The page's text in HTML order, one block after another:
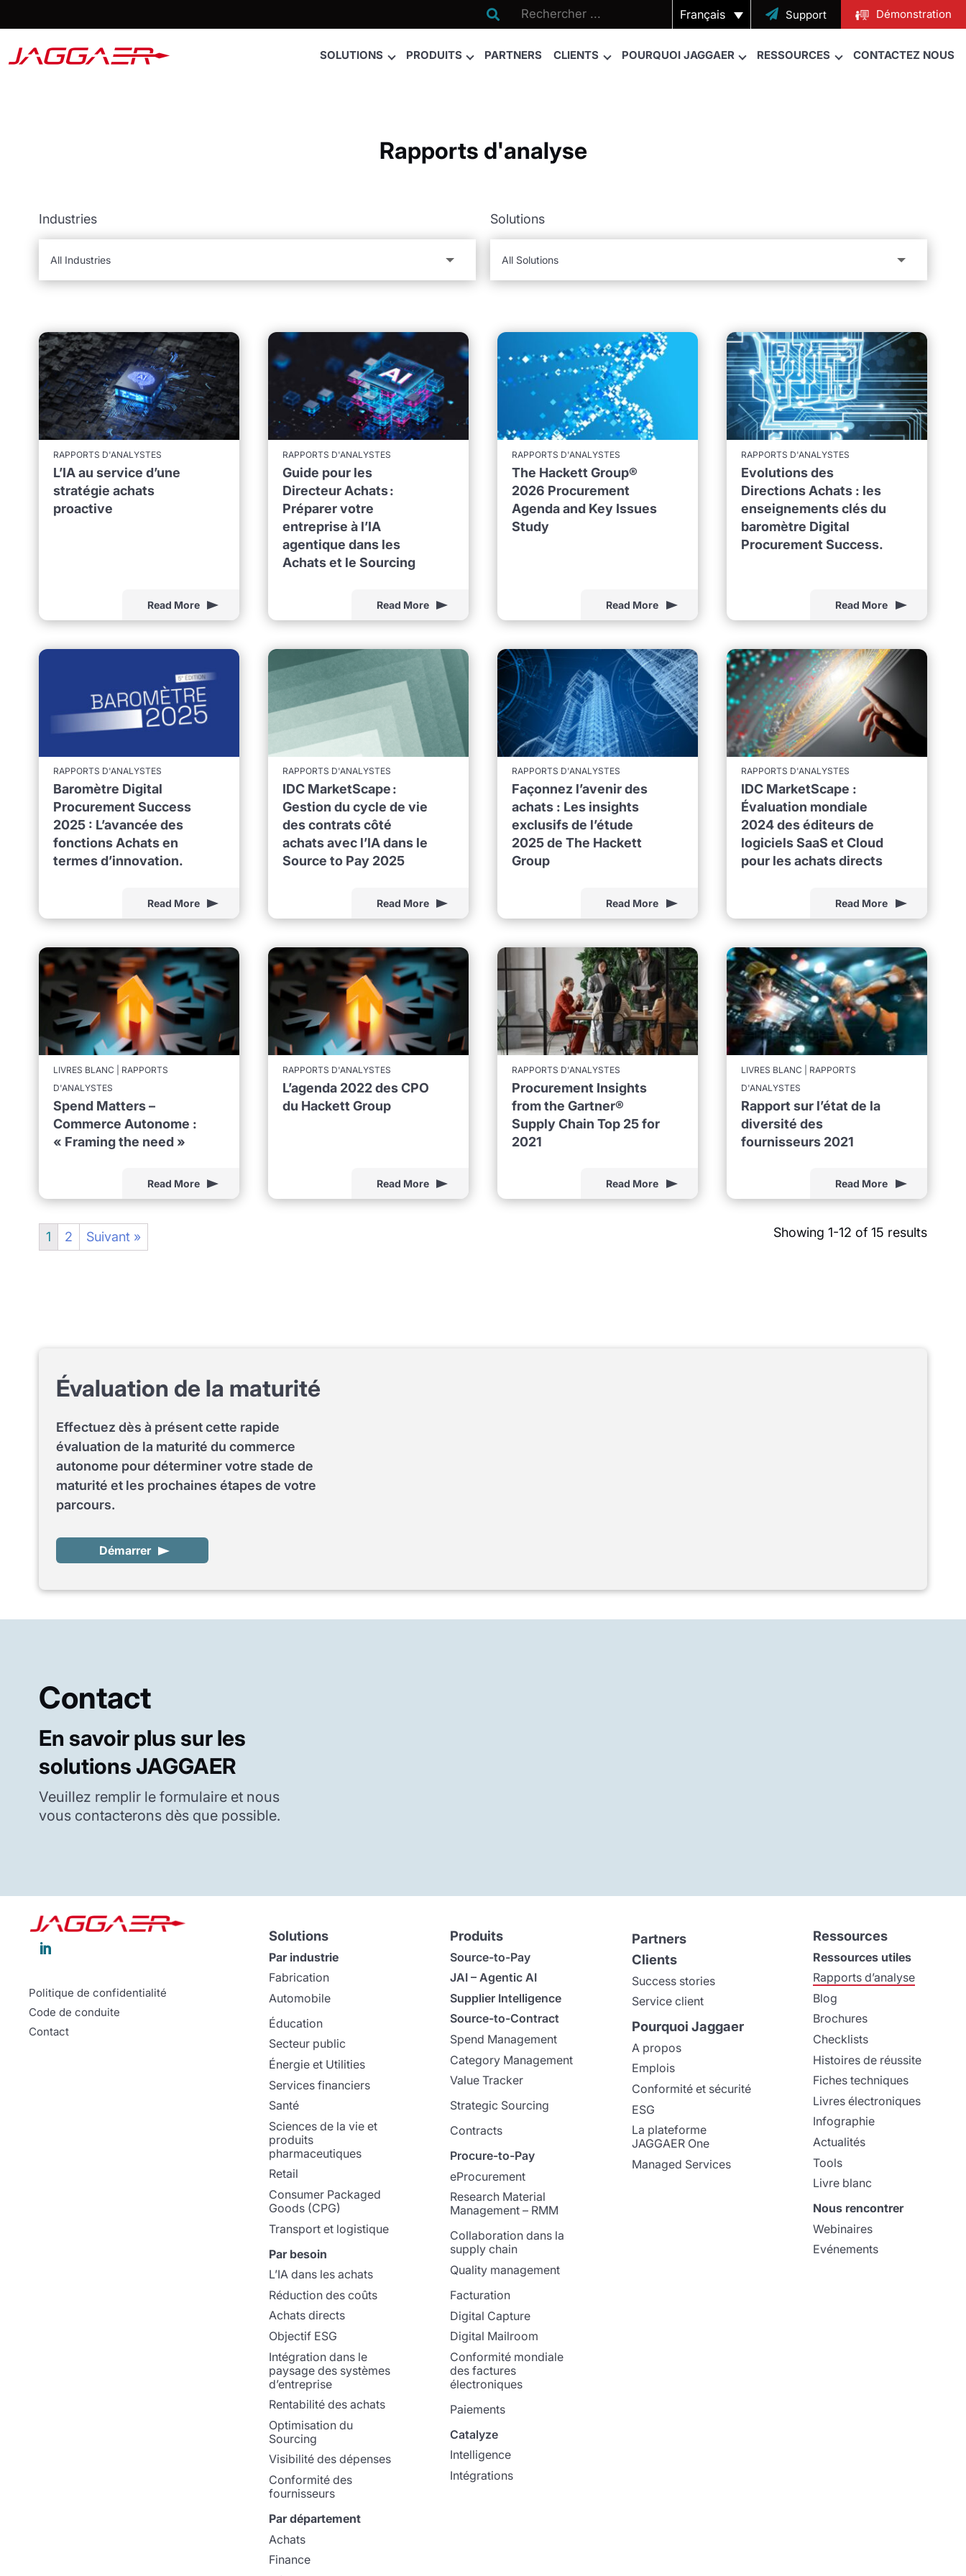
 Français  Support Démonstration
SOLUTIONS PRODUITS PARTNERS CLIENTS POURQUOI JAGGAER RESSOURCES CONTACTEZ NOUS
Rapports d'analyse
Industries Solutions
RAPPORTS D'ANALYSTES
L’IA au service d’une
stratégie achats
proactive
Read More
RAPPORTS D'ANALYSTES
Guide pour les
Directeur Achats :
Préparer votre
entreprise à l’IA
agentique dans les
Achats et le Sourcing
Read More
RAPPORTS D'ANALYSTES
The Hackett Group®
2026 Procurement
Agenda and Key Issues
Study
Read More
RAPPORTS D'ANALYSTES
Evolutions des
Directions Achats : les
enseignements clés du
baromètre Digital
Procurement Success.
Read More
RAPPORTS D'ANALYSTES
Baromètre Digital
Procurement Success
2025 : L’avancée des
fonctions Achats en
termes d’innovation.
Read More
RAPPORTS D'ANALYSTES
IDC MarketScape :
Gestion du cycle de vie
des contrats côté
achats avec l’IA dans le
Source to Pay 2025
Read More
RAPPORTS D'ANALYSTES
Façonnez l’avenir des
achats : Les insights
exclusifs de l’étude
2025 de The Hackett
Group
Read More
RAPPORTS D'ANALYSTES
IDC MarketScape :
Évaluation mondiale
2024 des éditeurs de
logiciels SaaS et Cloud
pour les achats directs
Read More
LIVRES BLANC | RAPPORTS
D'ANALYSTES
Spend Matters –
Commerce Autonome :
« Framing the need »
Read More
RAPPORTS D'ANALYSTES
L’agenda 2022 des CPO
du Hackett Group
Read More
RAPPORTS D'ANALYSTES
Procurement Insights
from the Gartner®
Supply Chain Top 25 for
2021
Read More
LIVRES BLANC | RAPPORTS
D'ANALYSTES
Rapport sur l’état de la
diversité des
fournisseurs 2021
Read More
Showing 1-12 of 15 results
1 2 Suivant »
Évaluation de la maturité
Effectuez dès à présent cette rapide
évaluation de la maturité du commerce
autonome pour déterminer votre stade de
maturité et les prochaines étapes de votre
parcours.
Démarrer
Contact
En savoir plus sur les
solutions JAGGAER
Veuillez remplir le formulaire et nous
vous contacterons dès que possible.

Politique de confidentialité
Code de conduite
Contact
Solutions
Par industrie
Fabrication
Automobile
Éducation
Secteur public
Énergie et Utilities
Services financiers
Santé
Sciences de la vie et
produits
pharmaceutiques
Retail
Consumer Packaged
Goods (CPG)
Transport et logistique
Par besoin
L’IA dans les achats
Réduction des coûts
Achats directs
Objectif ESG
Intégration dans le
paysage des systèmes
d’entreprise
Rentabilité des achats
Optimisation du
Sourcing
Visibilité des dépenses
Conformité des
fournisseurs
Par département
Achats
Finance
Produits
Source-to-Pay
JAI – Agentic AI
Supplier Intelligence
Source-to-Contract
Spend Management
Category Management
Value Tracker
Strategic Sourcing
Contracts
Procure-to-Pay
eProcurement
Research Material
Management – RMM
Collaboration dans la
supply chain
Quality management
Facturation
Digital Capture
Digital Mailroom
Conformité mondiale
des factures
électroniques
Paiements
Catalyze
Intelligence
Intégrations
Partners
Clients
Success stories
Service client
Pourquoi Jaggaer
A propos
Emplois
Conformité et sécurité
ESG
La plateforme
JAGGAER One
Managed Services
Ressources
Ressources utiles
Rapports d’analyse
Blog
Brochures
Checklists
Histoires de réussite
Fiches techniques
Livres électroniques
Infographie
Actualités
Tools
Livre blanc
Nous rencontrer
Webinaires
Evénements